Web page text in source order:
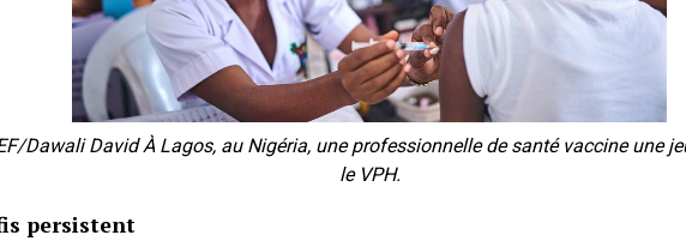
Dawali David À Lagos, au Nigéria, une professionnelle de santé vaccine une
le VPH.
persistent